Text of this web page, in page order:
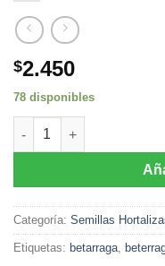
$2.450
78 disponibles
Semillas de Betarraga
Categoría: Semillas
Etiquetas: betarraga,